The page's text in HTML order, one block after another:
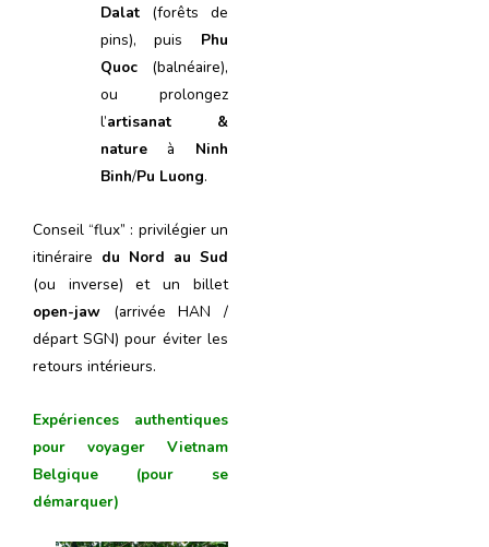
Dalat(forêts de
pins), puis Phu
Quoc(balnéaire),
ou prolongez
l’artisanat &
natureà Ninh
Binh/Pu Luong.
Conseil “flux” : privilégier un
itinéraire du Nord au Sud
(ou inverse) et un billet
open-jaw (arrivée HAN /
départ SGN) pour éviter les
retours intérieurs.
Expériences authentiques
pour voyager Vietnam
Belgique
(pour se
démarquer)